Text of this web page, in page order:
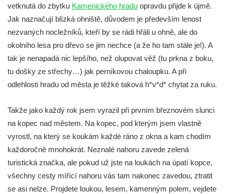
vetknutá do zbytku Kamenického hradu opravdu přijde k újmě.
Jak naznačují blízká ohniště, důvodem je především lenost
nezvaných nocležníků, kteří by se rádi hřáli u ohně, ale do
okolního lesa pro dřevo se jim nechce (a že ho tam stále je!). A
tak je nenapadá nic lepšího, než olupovat věž (tu prkna z boku,
tu došky ze střechy…) jak perníkovou chaloupku. A při
odlehlosti hradu od města je těžké taková h*v*d* chytat za ruku.
Takže jako každý rok jsem vyrazil při prvním březnovém slunci
na kopec nad městem. Na kopec, pod kterým jsem vlastně
vyrostl, na který se koukám každé ráno z okna a kam chodím
každoročně mnohokrát. Neznalé nahoru zavede zelená
turistická značka, ale pokud už jste na loukách na úpatí kopce,
všechny cesty mířící nahoru vás tam nakonec zavedou, ztratit
se asi nelze. Projdete loukou, lesem, kamenným polem, vejdete